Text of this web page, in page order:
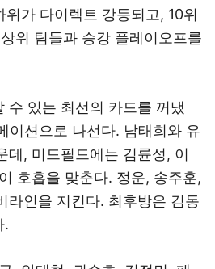
가 다이렉트 강등되고, 10위
위 팀들과 승강 플레이오프를
수 있는 최선의 카드를 꺼냈
이션으로 나선다. 남태희와 유
데, 미드필드에는 김륜성, 이
호흡을 맞춘다. 정운, 송주훈,
라인을 지킨다. 최후방은 김동
.